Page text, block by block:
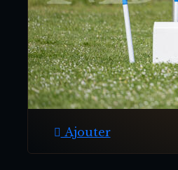
Ajouter